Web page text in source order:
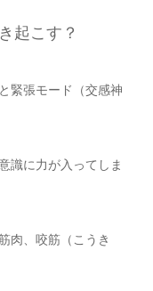
起こす？
緊張モード（交感神
識に力が入ってしま
肉、咬筋（こうき